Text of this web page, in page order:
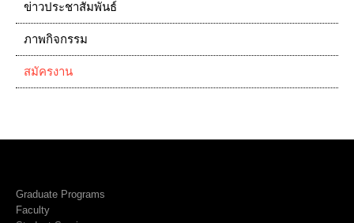
ข่าวประชาสัมพันธ์
ภาพกิจกรรม
สมัครงาน
Graduate Programs
Faculty